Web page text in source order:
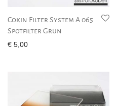
Cokin Filter System A 065
Spotfilter Grün
€ 5,00